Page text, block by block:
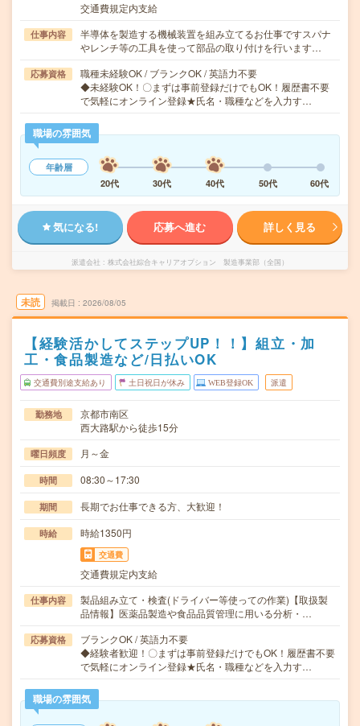
交通費規定内支給
仕事内容
半導体を製造する機械装置を組み立てるお仕事ですスパナ
やレンチ等の工具を使って部品の取り付けを行います…
応募資格
職種未経験OK / ブランクOK / 英語力不要
◆未経験OK！〇まずは事前登録だけでもOK！履歴書不要
で気軽にオンライン登録★氏名・職種などを入力す…
職場の雰囲気
年齢層
20代
30代 40代 50代 60代
気になる! 応募へ進む 詳しく見る
派遣会社 株式会社綜合キャリアオプション 製造事業部（全国）
未読 掲載日 2026/08/05
【経験活かしてステップUP！！】組立・加
工・食品製造など/日払いOK
交通費別途支給あり 土日祝日が休み WEB登録OK 派遣
勤務地
京都市南区
西大路駅から徒歩15分
曜日頻度 月～金
時間 08:30～17:30
期間 長期でお仕事できる方、大歓迎！
時給 時給1350円
交通費
交通費規定内支給
仕事内容
製品組み立て・検査(ドライバー等使っての作業)【取扱製
品情報】医薬品製造や食品品質管理に用いる分析・…
応募資格
ブランクOK / 英語力不要
◆経験者歓迎！〇まずは事前登録だけでもOK！履歴書不要
で気軽にオンライン登録★氏名・職種などを入力す…
職場の雰囲気